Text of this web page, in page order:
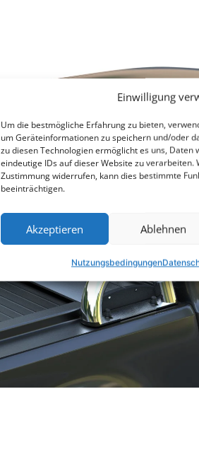
Einwilligung
Um die bestmögliche Erfahrung zu bieten,
um Geräteinformationen zu speichern und/oder
zu diesen Technologien ermöglicht es uns, Daten
eindeutige IDs auf dieser Website zu verarbeiten.
Zustimmung widerrufen, kann dies bestimmte
beeinträchtigen.
Akzeptieren Ablehnen
Nutzungsbedingungen